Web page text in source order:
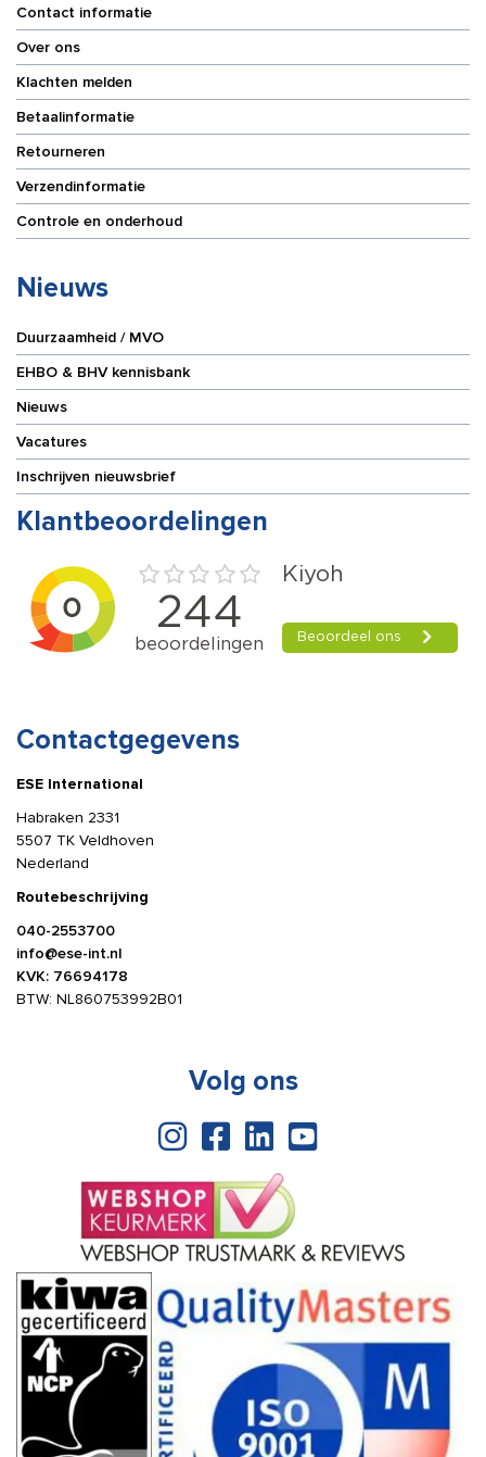
Contact informatie
Over ons
Klachten melden
Betaalinformatie
Retourneren
Verzendinformatie
Controle en onderhoud
Nieuws
Duurzaamheid / MVO
EHBO & BHV kennisbank
Nieuws
Vacatures
Inschrijven nieuwsbrief
Klantbeoordelingen
Contactgegevens
ESE International
Habraken 2331
5507 TK Veldhoven
Nederland
Routebeschrijving
040-2553700
info@ese-int.nl
KVK: 76694178
BTW: NL860753992B01
Volg ons